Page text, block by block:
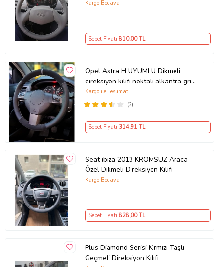
Kargo Bedava
Sepet Fiyatı 810,00 TL
Opel Astra H UYUMLU Dikmeli
direksiyon kılıfı noktalı alkantra gri
yüzüklü ( 38×10.5CM )
(2)
Kargo ile Teslimat
Sepet Fiyatı 314,91 TL
Seat ibiza 2013 KROMSUZ Araca
Özel Dikmeli Direksiyon Kılıfı
Kargo Bedava
Sepet Fiyatı 828,00 TL
Plus Diamond Serisi Kırmızı Taşlı
Geçmeli Direksiyon Kılıfı